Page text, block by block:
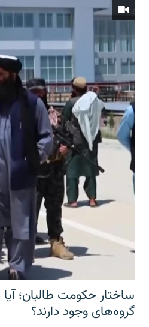
ساختار حکومت طالبان؛
گروه‌های وجود دارند؟